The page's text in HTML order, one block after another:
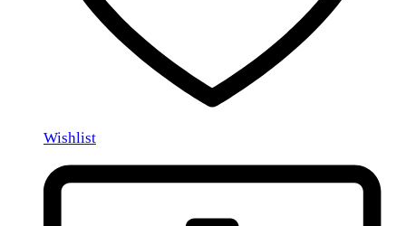
Wishlist